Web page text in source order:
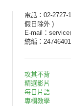
電話：02-2727-
假日除外 )
E-mail：
統編：24746401
攻其不背
精選影片
每日片語
專欄教學